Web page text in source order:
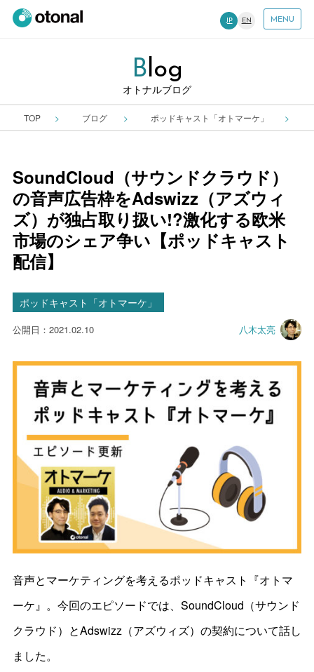
JP EN MENU
BLog
オトナルブログ
TOP ブログ ポッドキャスト「オトマーケ」
SoundCloud（サウンドクラウド）
の音声広告枠をAdswizz（アズウィ
ズ）が独占取り扱い!?激化する欧米
市場のシェア争い【ポッドキャスト
配信】
ポッドキャスト「オトマーケ」
公開日：2021.02.10 八木太亮
音声とマーケティングを考えるポッドキャスト『オトマ
ーケ』。今回のエピソードでは、SoundCloud（サウンド
クラウド）とAdswizz（アズウィズ）の契約について話し
ました。